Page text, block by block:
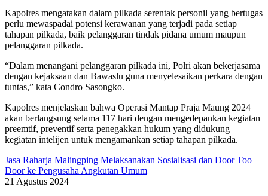
Kapolres mengatakan dalam pilkada serentak personil yang bertugas
perlu mewaspadai potensi kerawanan yang terjadi pada setiap
tahapan pilkada, baik pelanggaran tindak pidana umum maupun
pelanggaran pilkada.
“Dalam menangani pelanggaran pilkada ini, Polri akan bekerjasama
dengan kejaksaan dan Bawaslu guna menyelesaikan perkara dengan
tuntas,” kata Condro Sasongko.
Kapolres menjelaskan bahwa Operasi Mantap Praja Maung 2024
akan berlangsung selama 117 hari dengan mengedepankan kegiatan
preemtif, preventif serta penegakkan hukum yang didukung
kegiatan intelijen untuk mengamankan setiap tahapan pilkada.
Jasa Raharja Malingping Melaksanakan Sosialisasi dan Door Too
Door ke Pengusaha Angkutan Umum
21 Agustus 2024